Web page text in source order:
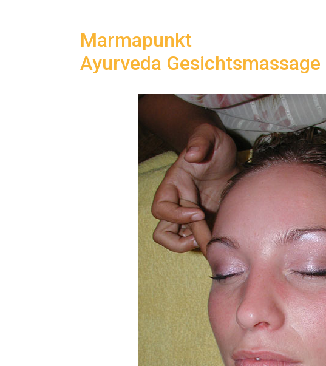
Marmapunkt
Ayurveda Gesichtsmassage